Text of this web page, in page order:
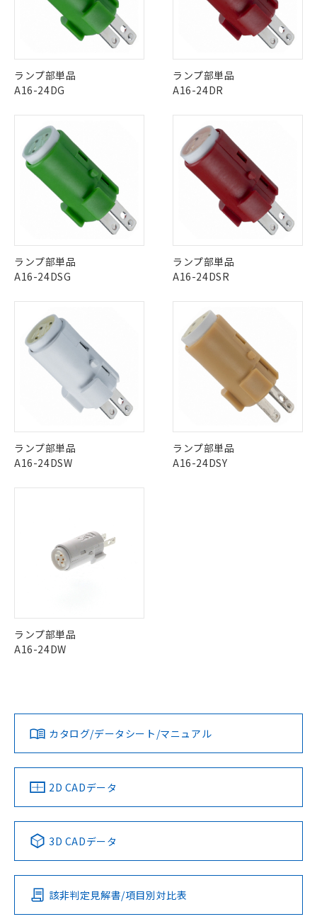
ランプ部単品
A16-24DG
ランプ部単品
A16-24DR
ランプ部単品
A16-24DSG
ランプ部単品
A16-24DSR
ランプ部単品
A16-24DSW
ランプ部単品
A16-24DSY
ランプ部単品
A16-24DW
カタログ/データシート/マニュアル
2D CADデータ
3D CADデータ
該非判定見解書/項目別対比表
以下の条件をお読みいただき、同意のうえ
ご利用ください。
本サービスは、当社制御機器事業取扱
商品の当社在庫状況および標準価格
(税抜)を提供させていただくもので
当社制御機器事業取扱商品の中には、
本サービスの対象外となる商品もある
ことをご了承ください。
在庫状況および標準価格照会結果は、
記載している更新日時点での社内デー
タに基づき作成されるものであり、閲
覧された時点での実際の在庫および標
準価格とは異なる場合があることをご
了承ください。
正式な納期状況および標準価格はお客
様のお取引先、またはお客様担当のオ
ムロン制御機器販売店・当社販売員に
オムロン制御機器販売店や当社販売拠
販売ネットワーク
」をご確認
ください。
在庫状況および標準価格結果を当社の
事前の承諾なく第三者に漏洩または開
示しないようお願いします。
マイパーツ機能（部品リスト作成サー
ビス）をご利用いただくには、I-Web
メンバーズにご登録されている必要が
お客様が当ウェブサイト上で当社にご
および当社の共同利用者が、当社の製
をご了承ください。
※当社の共同利用者とは、
の共同利用に関して"
対応予定なし：EU RoHS指令（10物質）の
非含有に非対応の商品で、対応品を出す予
定はありません。
調査・確認中：EU RoHS指令（10物質）の
非含有の対応状況を調査中または確認中の
商品です。
非該当品：ライセンス料など無形物で、有
仕入先様の事情により、非含有部品として
いたものが、含有品と判明した場合などや
むを得ず変更することがあります。
*EU RoHS指令（10物質）：
鉛(Pb) 1000ppm以下、 水銀(Hg) 1000ppm以下、 カド
ミウム(Cd) 100ppm以下、
六価クロム(Cr(Ⅵ)) 1000ppm以下、ポリ臭化ビフェニル
類(PBB) 1000ppm以下、ポリ臭化ジフェニルエーテル類
(PBDE) 1000ppm以下、フタル酸ビス(2-エチルヘキシ
ル) (DEHP)(別名：DOP) 1000ppm以下、フタル酸ブチ
ルベンジル（BBP） 1000ppm以下、フタル酸ジブチル
（DBP） 1000ppm以下、フタル酸ジイソブチル
(DIBP) 1000ppm以下
適用除外項目は除く。
フタル酸エステル類の４物質については閾値を超える意
図的な使用がないことを確認しています。
※2 対応予定月
部品在庫の切り替え状況などにより、予定
月が前後することがあります。
※3 非含有証明書ダウンロード
EU RoHS指令（10物質）の非含有証明書
51物質の非含有証明書（当社基準）
※本証明書は発行日時点で非含有を証明す
また、RoHS指令のフタル酸エステル類４
物質の対応では、対応完了までの期間は出
荷製品に未対応品が混在することから備考
※1 中国RoHS○×表
「○」：最大均質材料含有率が中国RoHSの
基準値を超えていることを示します。
「－」：未確認です。当社販売部門へお問
い合わせください。
*中国RoHS10物質の基準値 (GB/T26572)：
Pb(鉛) :1000ppm、 Hg(水銀) : 1000ppm、 Cd(カドミウ
ム) : 100ppm、
Cr(Ⅵ)(六価クロム) : 1000ppm、 PBBs(ポリ臭化ビフェ
ニル類) : 1000ppm、 PBDEs(ポリ臭化ジフェニルエーテ
ル類) : 1000ppm、
DBP(フタル酸ジブチル) : 1000ppm、 DIBP(フタル酸ジ
イソブチル) : 1000ppm、 BBP(フタル酸ブチルベンジ
ル) : 1000ppm、
※2 環境保護使用期限
「ｅ」：有害物質（10物質）のすべてが基
準値以下であることを示します。
「10」：通常の使用状況下において有害物
質が外部に漏えいし、環境に深刻な影響を
及ぼさない年数を意味します。
「－」：未確認です。当社販売部門へお問
い合わせください。
当社は、これら貴社製品のうち、外国
為替および外国貿易法に定める商品
（以下｢規制貨物等」という）を輸出
または国外への提供する場合は、日本
国政府の輸出許可(または役務取引許
可)を取得するなどの必要な手続きを
とります。
当社は規制貨物を破棄する場合は、完
全に破砕するなど、違法に輸出されな
いよう必要な手段を講じます。
ル、化学兵器、生物兵器またはその他
武器並びにこれらの製造装置等に一切
使用いたしません。
当社は、貴社製品を第三者に販売する
場合は、上記1、2および3の内容を当
該第三者に通知します。また当社は、
販売先および販売に係わる関係者が違
法に輸出するおそれがある場合は、取
り引きをいたしません。
記
号
説明
一定数以上の在庫あり
△ 一定数には満たないが在庫あり
在庫なし(最新の在庫状況につ
いては、お客様のお取引先、ま
たはお客様担当のオムロン制御
機器販売店・当社販売員にご確
認ください)
空
白
受注生産機種、また在庫状況の
情報を公開していない機種